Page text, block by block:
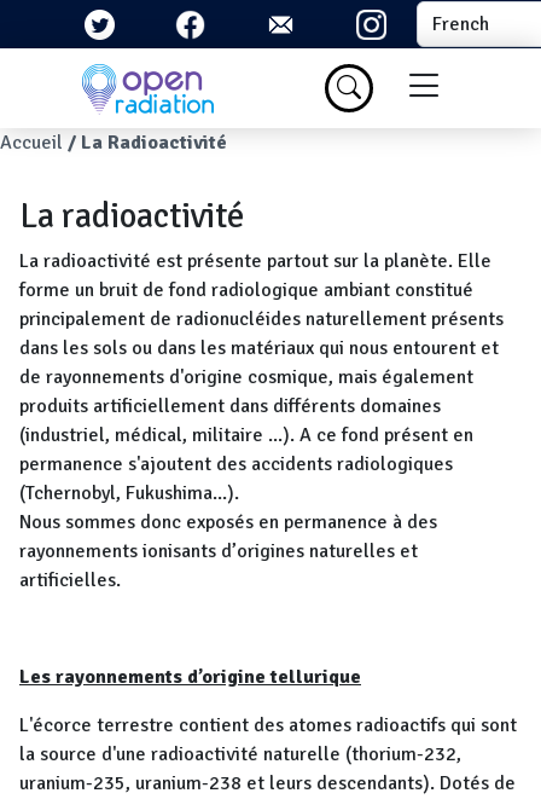
Aller au contenu principal Select your
Menu du
Fil d'Ariane
Accueil La Radioactivité
La radioactivité
La radioactivité est présente partout sur la planète. Elle
forme un bruit de fond radiologique ambiant constitué
principalement de radionucléides naturellement présents
dans les sols ou dans les matériaux qui nous entourent et
de rayonnements d'origine cosmique, mais également
produits artificiellement dans différents domaines
(industriel, médical, militaire ...). A ce fond présent en
permanence s'ajoutent des accidents radiologiques
(Tchernobyl, Fukushima...).
Nous sommes donc exposés en permanence à des
rayonnements ionisants d’origines naturelles et
artificielles.
Les rayonnements d’origine tellurique
L'écorce terrestre contient des atomes radioactifs qui sont
la source d'une radioactivité naturelle (thorium-232,
uranium-235, uranium-238 et leurs descendants). Dotés de